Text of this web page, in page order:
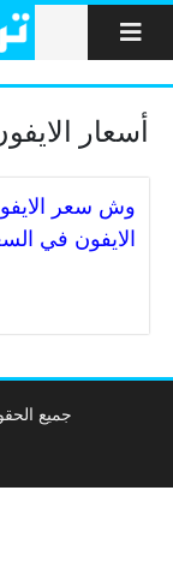
التخطي إلى المحتوى
أسعار
وش سعر
الايفون في
جميع